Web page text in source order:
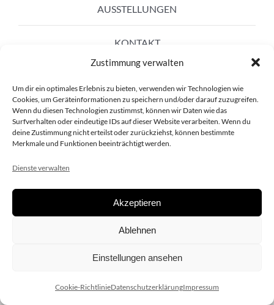
Zustimmung verwalten
Um dir ein optimales Erlebnis zu bieten, verwenden wir Technologien wie
Cookies, um Geräteinformationen zu speichern und/oder darauf zuzugreifen.
Wenn du diesen Technologien zustimmst, können wir Daten wie das
Surfverhalten oder eindeutige IDs auf dieser Website verarbeiten. Wenn du
deine Zustimmung nicht erteilst oder zurückziehst, können bestimmte
Merkmale und Funktionen beeinträchtigt werden.
Dienste verwalten
Akzeptieren
Ablehnen
Einstellungen ansehen
Cookie-RichtlinieDatenschutzerklärungImpressum
AUSSTELLUNGEN
KONTAKT
Copyright 2020 dieSCHAUsteller.at |Datenschützerklärung|
| Design:www.ARGEntur.at